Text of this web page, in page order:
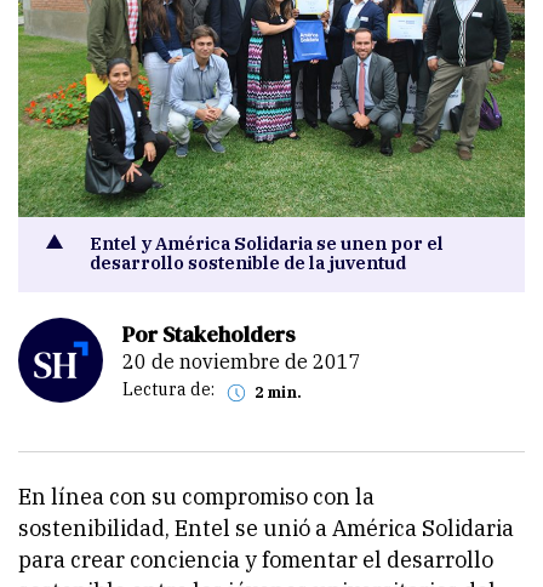
Entel y América Solidaria se unen por el
desarrollo sostenible de la juventud
Por Stakeholders
20 de noviembre de 2017
Lectura de: 2 min.
En línea con su compromiso con la
sostenibilidad, Entel se unió a América Solidaria
para crear conciencia y fomentar el desarrollo